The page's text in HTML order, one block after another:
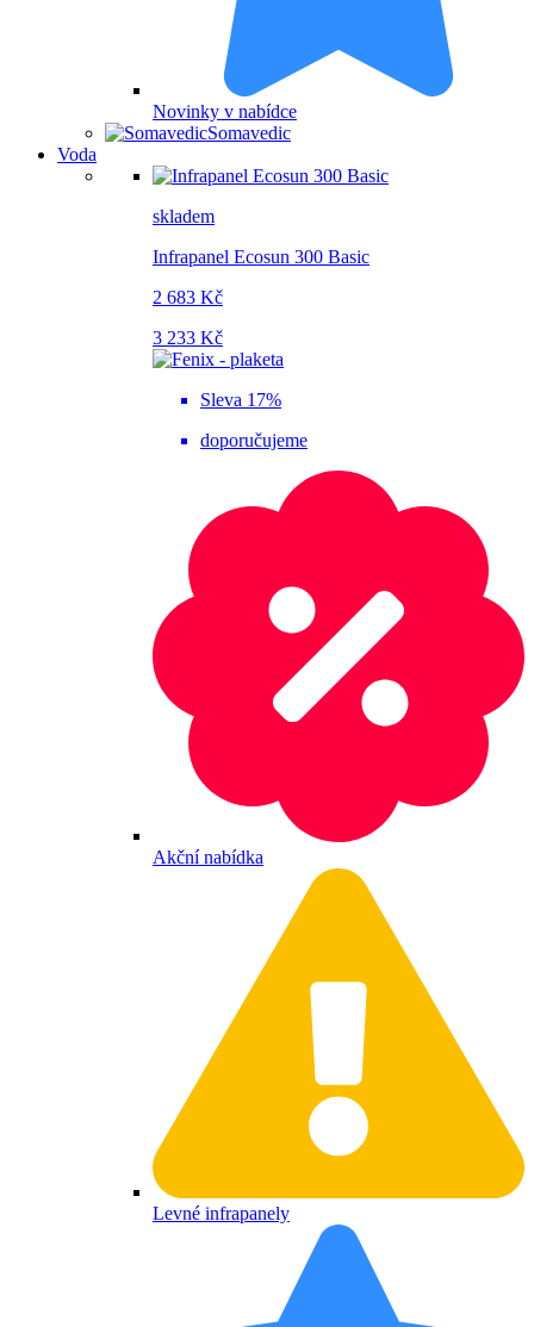
Novinky v nabídce
Somavedic
Voda
skladem
Infrapanel Ecosun 300 Basic
2 683 Kč
3 233 Kč
Sleva 17%
doporučujeme
Akční nabídka
Levné infrapanely